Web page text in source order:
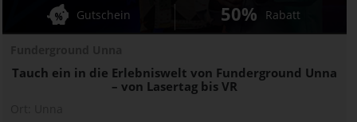
Tauch ein in die Erlebniswelt von Funderground Unna
– von Lasertag bis VR
Gutschein 50% Rabatt